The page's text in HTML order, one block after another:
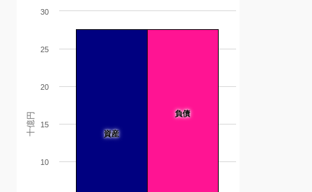
十億円 資産
負債
10
15
20
25
30